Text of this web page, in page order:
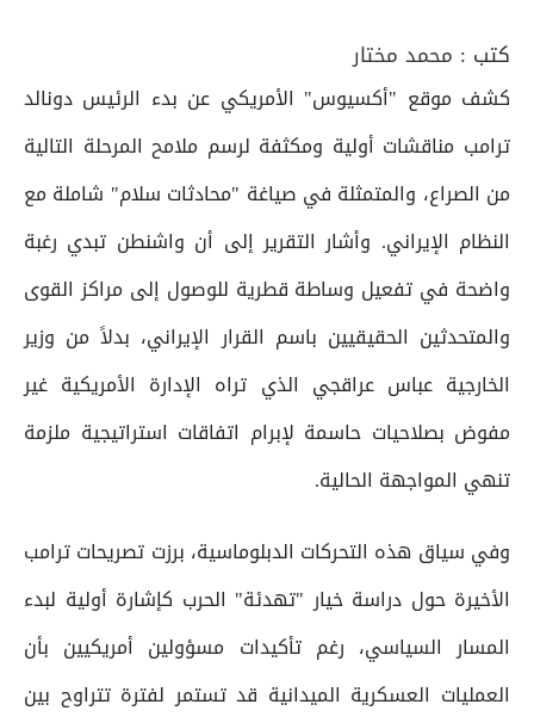
كتب : محمد مختار
كشف موقع "أكسيوس" الأمريكي عن بدء الرئيس دونالد
ترامب مناقشات أولية ومكثفة لرسم ملامح المرحلة التالية
من الصراع، والمتمثلة في صياغة "محادثات سلام" شاملة مع
النظام الإيراني. وأشار التقرير إلى أن واشنطن تبدي رغبة
واضحة في تفعيل وساطة قطرية للوصول إلى مراكز القوى
والمتحدثين الحقيقيين باسم القرار الإيراني، بدلاً من وزير
الخارجية عباس عراقجي الذي تراه الإدارة الأمريكية غير
مفوض بصلاحيات حاسمة لإبرام اتفاقات استراتيجية ملزمة
تنهي المواجهة الحالية.
وفي سياق هذه التحركات الدبلوماسية، برزت تصريحات ترامب
الأخيرة حول دراسة خيار "تهدئة" الحرب كإشارة أولية لبدء
المسار السياسي، رغم تأكيدات مسؤولين أمريكيين بأن
العمليات العسكرية الميدانية قد تستمر لفترة تتراوح بين